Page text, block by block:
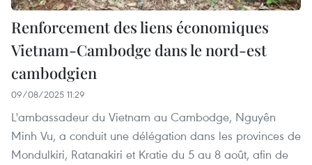
Renforcement des liens économiques
Vietnam-Cambodge dans le nord-est
cambodgien
09/08/2025 11:29
L'ambassadeur du Vietnam au Cambodge, Nguyên
Minh Vu, a conduit une délégation dans les provinces de
Mondulkiri, Ratanakiri et Kratie du 5 au 8 août, afin de